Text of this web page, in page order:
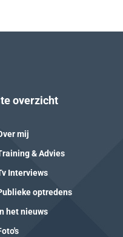
overzicht
mij
& Advies
Interviews
optredens
het nieuws